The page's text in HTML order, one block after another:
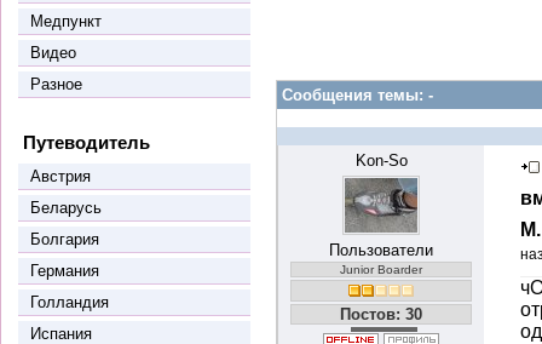
Медпункт
Видео
Разное
Путеводитель
Австрия
Беларусь
Болгария
Германия
Голландия
Испания
Сообщения темы: -
Kon-So
Пользователи
Junior Boarder
Постов: 30